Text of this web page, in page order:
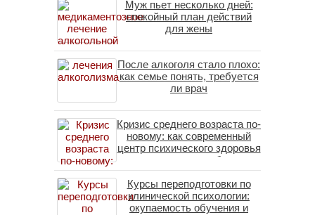
Муж пьет несколько дней:
спокойный план действий
для жены
После алкоголя стало плохо:
как семье понять, требуется
ли врач
Кризис среднего возраста по-
новому: как современный
центр психического здоровья
помогает пересобрать
личность без таблеток
(методы ДПДГ и КПТ)
Курсы переподготовки по
клинической психологии:
окупаемость обучения и